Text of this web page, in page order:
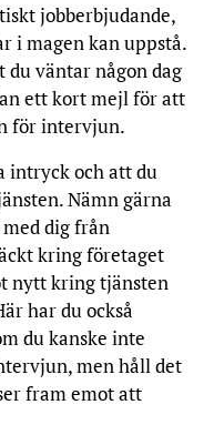
jobberbjudande,
i magen kan uppstå.
väntar någon dag
ett kort mejl för att
för intervjun.
intryck och att du
Nämn gärna
dig från
kring företaget
nytt kring tjänsten
har du också
du kanske inte
men håll det
fram emot att